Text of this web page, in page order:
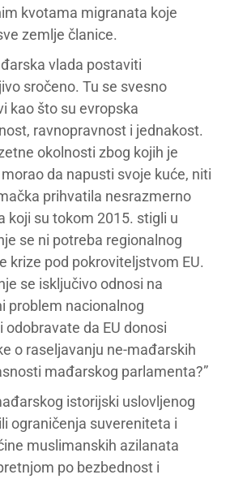
kvotama migranata koje
zemlje članice.
vlada postaviti
sročeno. Tu se svesno
kao što su evropska
ravnopravnost i jednakost.
okolnosti zbog kojih je
da napusti svoje kuće, niti
prihvatila nesrazmerno
koji su tokom 2015. stigli u
se ni potreba regionalnog
krize pod pokroviteljstvom EU.
se isključivo odnosi na
problem nacionalnog
odobravate da EU donosi
o raseljavanju ne-mađarskih
mađarskog parlamenta?”
istorijski uslovljenog
ograničenja suvereniteta i
muslimanskih azilanata
po bezbednost i